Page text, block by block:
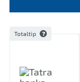
Totaltip